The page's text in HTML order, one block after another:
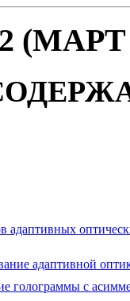
адаптивной
голограммы с